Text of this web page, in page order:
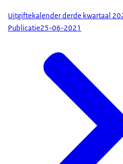
Uitgiftekalender derde kwartaal
Publicatie25-06-2021